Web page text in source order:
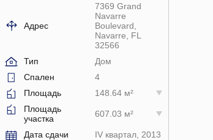
Адрес
7369 Grand
Navarre
Boulevard,
Navarre, FL
32566
Тип
Дом
Спален
4
Площадь
148.64 м²
Площадь
участка
607.03 м²
Дата сдачи IV квартал, 2013